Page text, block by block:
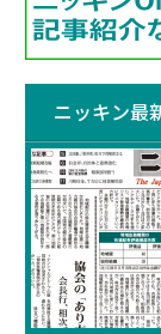
ニッキン最